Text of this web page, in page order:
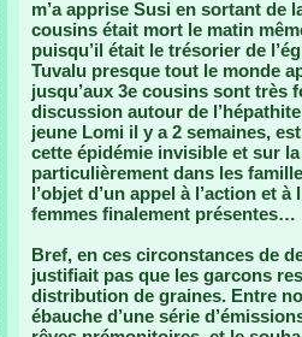
m’a apprise Susi en sortant de
cousins était mort le matin
puisqu’il était le trésorier de
Tuvalu presque tout le monde
jusqu’aux 3e cousins sont
discussion autour de
jeune Lomi il y a 2 semaines,
cette épidémie invisible et sur
particulièrement dans les
l’objet d’un appel à l’action et
femmes finalement présentes…
Bref, en ces circonstances de
justifiait pas que les garcons
distribution de graines. Entre
ébauche d’une série